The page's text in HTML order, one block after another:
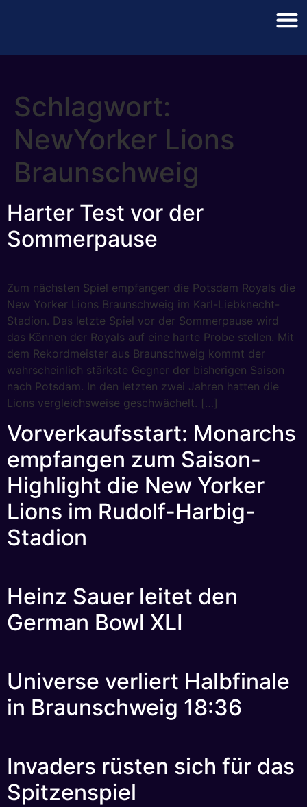
Schlagwort:
NewYorker Lions
Braunschweig
Harter Test vor der
Sommerpause
Zum nächsten Spiel empfangen die Potsdam Royals die
New Yorker Lions Braunschweig im Karl-Liebknecht-
Stadion. Das letzte Spiel vor der Sommerpause wird
das Können der Royals auf eine harte Probe stellen. Mit
dem Rekordmeister aus Braunschweig kommt der
wahrscheinlich stärkste Gegner der bisherigen Saison
nach Potsdam. In den letzten zwei Jahren hatten die
Lions vergleichsweise geschwächelt. […]
Vorverkaufsstart: Monarchs
empfangen zum Saison-
Highlight die New Yorker
Lions im Rudolf-Harbig-
Stadion
Heinz Sauer leitet den
German Bowl XLI
Universe verliert Halbfinale
in Braunschweig 18:36
Invaders rüsten sich für das
Spitzenspiel